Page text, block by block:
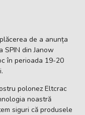
de a anunța
SPIN din Janow
în perioada 19-20
polonez Eltcrac
noastră
siguri că produsele